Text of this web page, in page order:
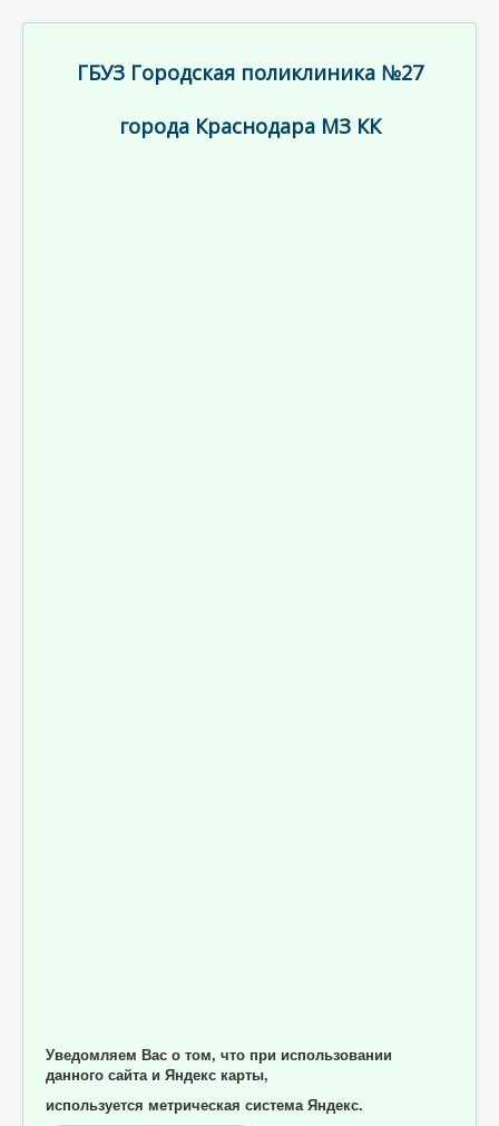
ГБУЗ Городская поликлиника №27
города Краснодара МЗ КК
Уведомляем Вас о том, что при использовании
данного сайта и Яндекс карты,
используется метрическая система Яндекс.